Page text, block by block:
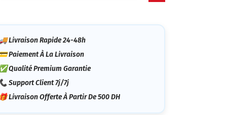
Livraison Rapide 24-48h
Paiement À La Livraison
Qualité Premium Garantie
Support Client 7j/7j
Livraison Offerte À Partir De 500 DH